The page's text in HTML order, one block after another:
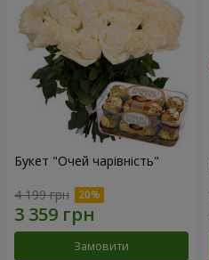
Букет "Очей чарівність"
4 199 грн
Замовити